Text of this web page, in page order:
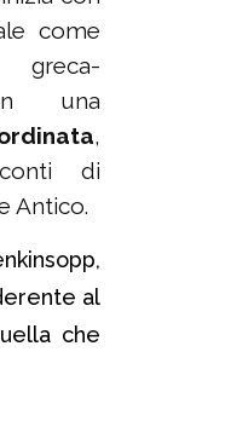
come
una
,
di
Antico.
al
che